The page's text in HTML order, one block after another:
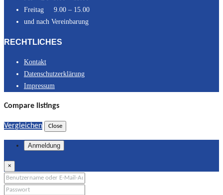
Freitag 9.00 – 15.00
und nach Vereinbarung
RECHTLICHES
Kontakt
Datenschutzerklärung
Impressum
Compare listings
Vergleichen Close
Anmeldung
×